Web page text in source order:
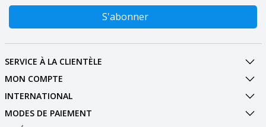
S'abonner
SERVICE À LA CLIENTÈLE
MON COMPTE
INTERNATIONAL
MODES DE PAIEMENT